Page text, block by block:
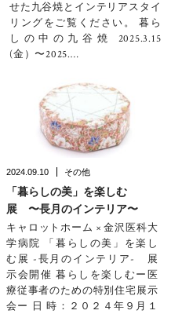
せた九谷焼とインテリアスタイ
リングをご覧ください。 暮ら
しの中の九谷焼 2025.3.15
(金）〜2025.…
2024.09.10 その他
「暮らしの美」を楽しむ
展 〜長月のインテリア〜
キャロットホーム × 金沢医科大
学病院 「暮らしの美」を楽し
む展 -長月のインテリア- 展
示会開催 暮らしを楽しむー医
療従事者のための特別住宅展示
会ー 日 時：２０２４年９月１